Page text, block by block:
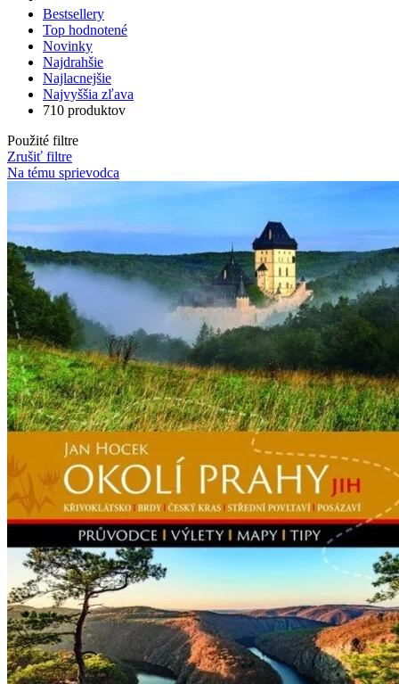
Bestsellery
Top hodnotené
Novinky
Najdrahšie
Najlacnejšie
Najvyššia zľava
710 produktov
Použité filtre
Zrušiť filtre
Na tému sprievodca